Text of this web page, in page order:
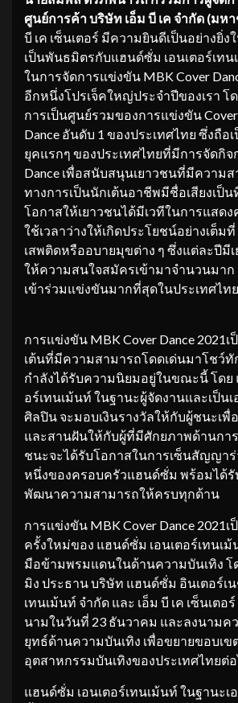
ศูนย์การค้า บริษัท เอ็ม บี เค จำกัด (มห
บี เค เซ็นเตอร์ มีความยินดีเป็นอย่างยิ่
เป็นพันธมิตรกับแฮนด์ซั่ม เอนเตอร์เท
ในการจัดการแข่งขัน MBK Cover
อีกหนึ่งโปรเจ็คใหญ่ประจำปีของเรา โ
การเป็นศูนย์รวมของการแข่งขัน Cover
Dance อันดับ 1 ของประเทศไทย ซึ่งถือ
ยุคแรกๆ ของประเทศไทยที่มีการจัดกิจ
Dance เพื่อสนับสนุนเยาวชนที่มีความ
ทางการเป็นนักเต้นอาชีพมีชื่อเสียงเป็
โอกาสให้เยาวชนได้มีเวทีในการแสด
ใช้เวลาว่างให้เกิดประโยชน์อย่างเต็มที่
เสพติดหรืออบายมุขต่าง ๆ ซึ่งแต่ละปีมี
ให้ความสนใจสมัครเข้ามาจำนวนมา
เข้าร่วมแข่งขันมากที่สุดในประเทศไท
การแข่งขัน MBK Cover Dance 2021
เต้นที่มีความสามารถโดดเด่นมาโชว์ทั
กำลังได้รับความนิยมอยู่ในขณะนี้ โดย
อร์เทนเม้นท์ ในฐานะผู้จัดงานและเป็น
ศิลปิน จะมอบเงินรางวัลให้กับผู้ชนะเพื่
และสานฝันให้กับผู้ที่มีศักยภาพด้านกา
ชนะจะได้รับโอกาสในการเซ็นสัญญา
หนึ่งของครอบครัวแฮนด์ซั่ม พร้อมได้รั
พัฒนาความสามารถให้ครบทุกด้าน
การแข่งขัน MBK Cover Dance 2021
ครั้งใหม่ของ แฮนด์ซั่ม เอนเตอร์เทนเ
มือข้ามพรมแดนในด้านความบันเทิง โ
มิง ประธาน บริษัท แฮนด์ซั่ม อินเตอร์เ
เทนเม้นท์ จํากัด และ เอ็ม บี เค เซ็นเตอ
นามในวันที่ 23 ธันวาคม และลงนามค
ยุทธ์ด้านความบันเทิง เพื่อขยายขอบเข
อุตสาหกรรมบันเทิงของประเทศไทยต่
แฮนด์ซั่ม เอนเตอร์เทนเม้นท์ ในฐานะ